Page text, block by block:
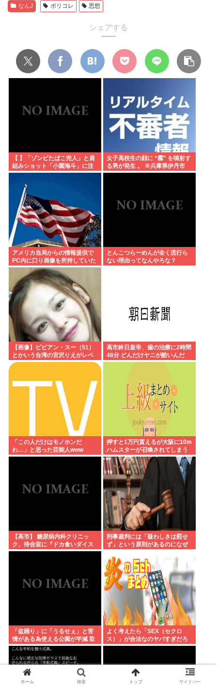
なんJ ポリコレ 思想
シェアする
【 】「ゾンビたばこ売人」と肩
組みショット「小園海斗」に注
がれる”厳しい視線” 「レギュラ
女子高校生の顔に “霧” を噴射す
る男が発生 。 ※兵庫県伊丹市
アメリカ当局からの情報提供で
PC内に口り画像を所持していた
日本人男を逮捕
とんこつらーめんが全く流行ら
ない理由ってなんやろな？
【画像】ビビアン・スー（51）
とかいう台湾の宮沢りえがレベ
チすぎる
高市終日皇帝、歯の治療に2時間
48分 どんだけヤニが酷いんだ
「この人だけはモノホンだ
わ…」と思った芸能人www
押すと1万円貰えるが大阪に10m
ハムスターが召喚されてしまう
ボタン
【高市】 糖尿病内科クリニッ
ク、待合室に『ドカ食いダイス
キ！もちづきさん』を置いてし
刑事裁判には「疑わしきは罰せ
ず」という原則があるのになぜ
う確かめようが無いもので有罪
になるの？
「盆踊り」に「うるせぇ」と苦
情がある為使える公園が半減 取
材ではうるさいと答える住民は
してんだろな
よく考えたら「SEX（セクロ
ス）」が合法なのヤバすぎだろ
ホーム 検索 トップ サイドバー